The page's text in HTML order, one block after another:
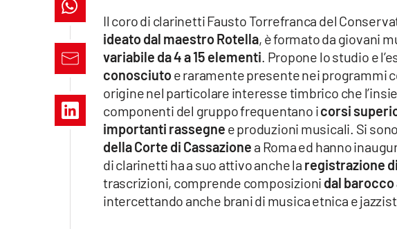
catanzarochannel.it
lacapitalenews.it
Il coro di clarinetti Fausto Torrefranca del
ideato dal maestro Rotella, è formato da giovani
variabile da 4 a 15 elementi. Propone lo studio e
conosciutoe raramente presente nei programmi
origine nel particolare interesse timbrico che
componenti del gruppo frequentano icorsi
importanti rassegne e produzioni musicali. Si sono
della Corte di Cassazione a Roma ed hanno
di clarinetti ha a suo attivo anche la registrazione
trascrizioni, comprende composizioni dal
intercettando anche brani di musica etnica e